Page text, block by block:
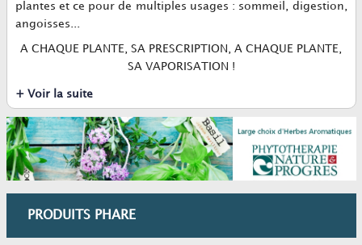
plantes et ce pour de multiples usages : sommeil, digestion,
angoisses...
A CHAQUE PLANTE, SA PRESCRIPTION, A CHAQUE PLANTE,
SA VAPORISATION !
2 : Les meilleurs vaporisateurs dispo
Infos Boutiques Docteur
Vaporisateur Paris
BOUTIQUE A PARIS AU 68 RUE DE MONTREUIL 75011
+ Voir la suite
PRODUITS PHARE